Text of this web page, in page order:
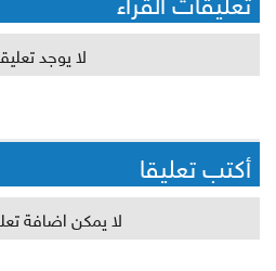
لا يوجد
أكتب تعليقا
لا يمكن اضافة